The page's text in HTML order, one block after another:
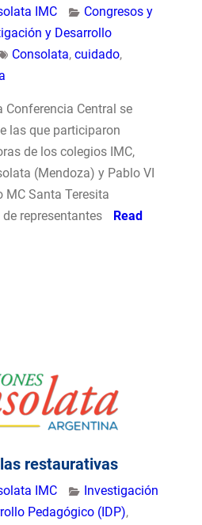
IMC
Congresos y
y Desarrollo
Consolata, cuidado,
Conferencia Central se
las que participaron
de los colegios IMC,
(Mendoza) y Pablo VI
MC Santa Teresita
representantes
Read
restaurativas
IMC
Investigación
Pedagógico (IDP),